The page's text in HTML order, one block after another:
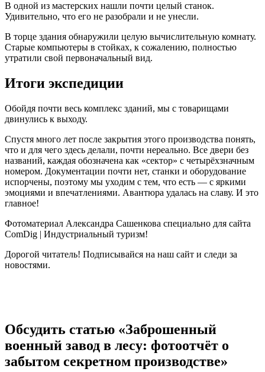
В одной из мастерских нашли почти целый станок.
Удивительно, что его не разобрали и не унесли.
В торце здания обнаружили целую вычислительную комнату.
Старые компьютеры в стойках, к сожалению, полностью
утратили свой первоначальный вид.
Итоги экспедиции
Обойдя почти весь комплекс зданий, мы с товарищами
двинулись к выходу.
Спустя много лет после закрытия этого производства понять,
что и для чего здесь делали, почти нереально. Все двери без
названий, каждая обозначена как «сектор» с четырёхзначным
номером. Документации почти нет, станки и оборудование
испорчены, поэтому мы уходим с тем, что есть — с яркими
эмоциями и впечатлениями. Авантюра удалась на славу. И это
главное!
Фотоматериал Александра Сашенкова специально для сайта
ComDig | Индустриальный туризм!
Дорогой читатель! Подписывайся на наш сайт и следи за
новостями.
Обсудить статью «Заброшенный
военный завод в лесу: фотоотчёт о
забытом секретном производстве»